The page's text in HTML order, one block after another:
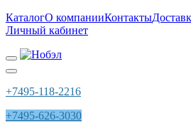
КаталогО компанииКонтакты
Личный кабинет
+7495-118-2216
+7495-626-3030